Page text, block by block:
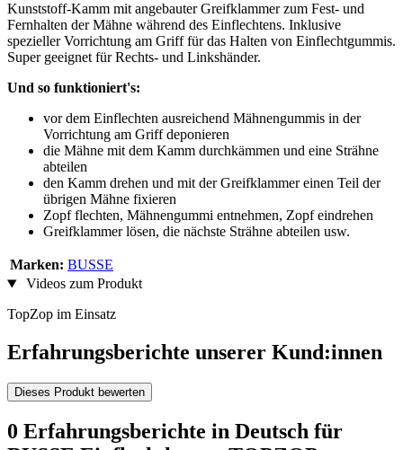
Kunststoff-Kamm mit angebauter Greifklammer zum Fest- und
Fernhalten der Mähne während des Einflechtens. Inklusive
spezieller Vorrichtung am Griff für das Halten von Einflechtgummis.
Super geeignet für Rechts- und Linkshänder.
Und so funktioniert's:
vor dem Einflechten ausreichend Mähnengummis in der
Vorrichtung am Griff deponieren
die Mähne mit dem Kamm durchkämmen und eine Strähne
abteilen
den Kamm drehen und mit der Greifklammer einen Teil der
übrigen Mähne fixieren
Zopf flechten, Mähnengummi entnehmen, Zopf eindrehen
Greifklammer lösen, die nächste Strähne abteilen usw.
Marken: BUSSE
Videos zum Produkt
TopZop im Einsatz
Erfahrungsberichte unserer Kund:innen
Dieses Produkt bewerten
0 Erfahrungsberichte in Deutsch für